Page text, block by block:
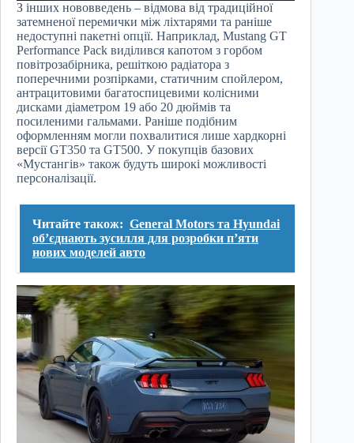
З інших нововведень – відмова від традиційної
затемненої перемички між ліхтарями та раніше
недоступні пакетні опції. Наприклад, Mustang GT
Performance Pack виділився капотом з горбом
повітрозабірника, решіткою радіатора з
поперечними розпірками, статичним спойлером,
антрацитовими багатоспицевими колісними
дисками діаметром 19 або 20 дюймів та
посиленими гальмами. Раніше подібним
оформленням могли похвалитися лише хардкорні
версії GT350 та GT500. У покупців базових
«Мустангів» також будуть широкі можливості
персоналізації.
Читайте також: General Motors та Hyundai
об’єднають зусилля для розробки п’яти
нових моделей авто